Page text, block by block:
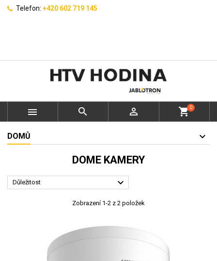
Telefon: +420 602 719 145
   shopping_cart0
DOMŮ
DOME KAMERY
Důležitost 
Zobrazení 1-2 z 2 položek